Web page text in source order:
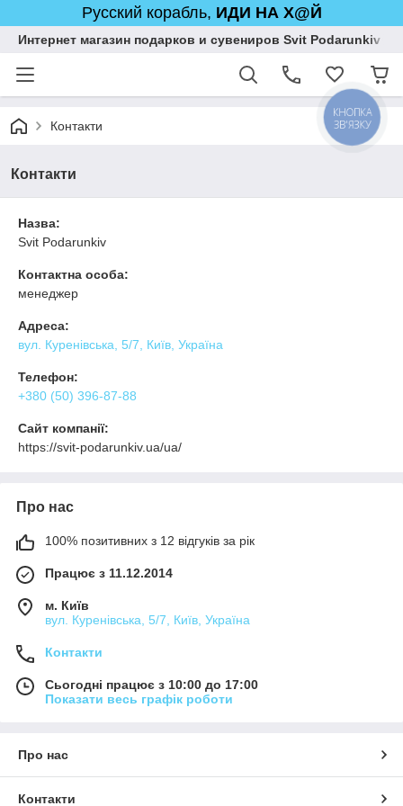
Русский корабль, ИДИ НА Х@Й
Интернет магазин подарков и сувениров Svit Podarunkiv
Контакти
Контакти
Назва:
Svit Podarunkiv
Контактна особа:
менеджер
Адреса:
вул. Куренівська, 5/7, Київ, Україна
Телефон:
+380 (50) 396-87-88
Сайт компанії:
https://svit-podarunkiv.ua/ua/
Про нас
100% позитивних з 12 відгуків за рік
Працює з 11.12.2014
м. Київ
вул. Куренівська, 5/7, Київ, Україна
Контакти
Сьогодні працює з 10:00 до 17:00
Показати весь графік роботи
Про нас
Контакти
КНОПКА
ЗВ'ЯЗКУ